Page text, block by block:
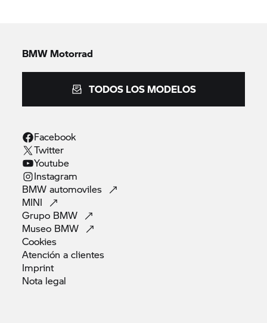
BMW Motorrad
TODOS LOS MODELOS
Facebook
Twitter
Youtube
Instagram
BMWautomoviles
MINI
Grupo BMW
Museo BMW
Cookies
Atención aclientes
Imprint
Nota legal